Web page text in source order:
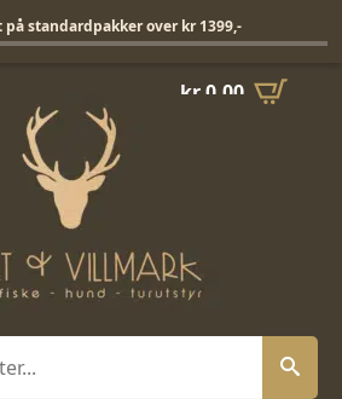
kr0,00
standardpakker over kr 1399,-